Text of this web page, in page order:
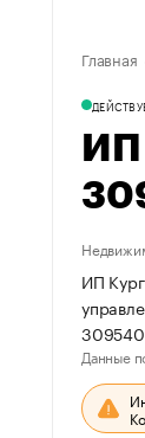
Главная
ИП
Данные